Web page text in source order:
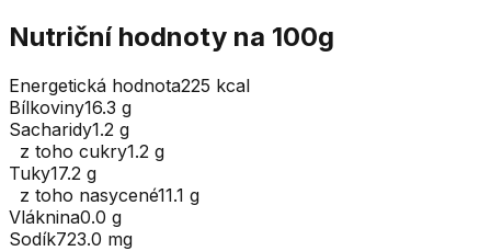
Nutriční hodnoty na 100g
Energetická hodnota225 kcal
Bílkoviny16.3 g
Sacharidy1.2 g
z toho cukry1.2 g
Tuky17.2 g
z toho nasycené11.1 g
Vláknina0.0 g
Sodík723.0 mg